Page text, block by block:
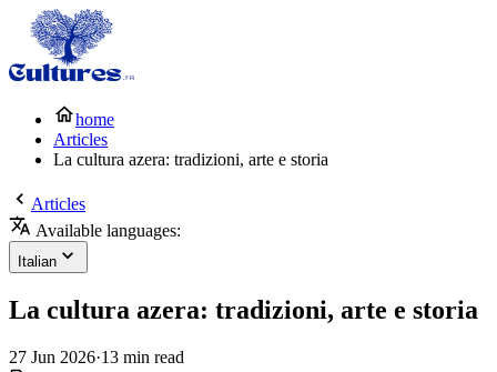
home
Articles
La cultura azera: tradizioni, arte e storia
Articles
Available languages:
Italian
La cultura azera: tradizioni, arte e storia
27 Jun 2026·13 min read